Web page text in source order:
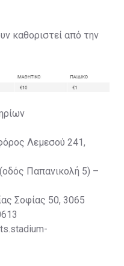
καθοριστεί από την
Λεμεσού 241,
Παπανικολή 5) –
Σοφίας 50, 3065